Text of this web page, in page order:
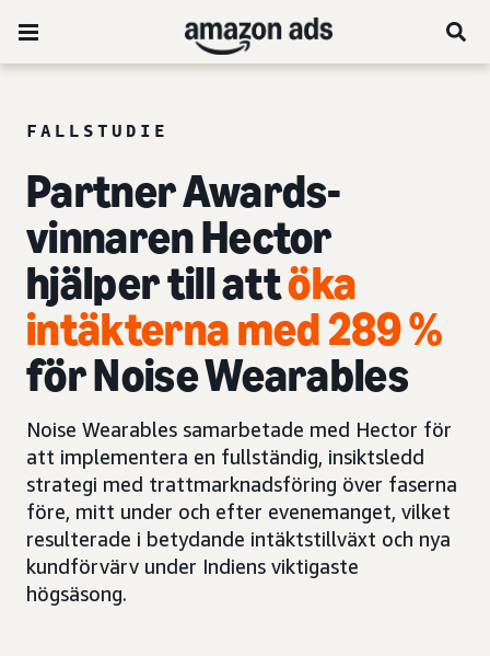
FALLSTUDIE
Partner Awards-
vinnaren Hector
hjälper till attöka
intäkterna med 289 %
för Noise Wearables
Noise Wearables samarbetade med Hector för
att implementera en fullständig, insiktsledd
strategi med trattmarknadsföring över faserna
före, mitt under och efter evenemanget, vilket
resulterade i betydande intäktstillväxt och nya
kundförvärv under Indiens viktigaste
högsäsong.